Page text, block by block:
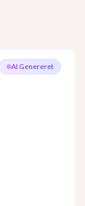
AI Genereret